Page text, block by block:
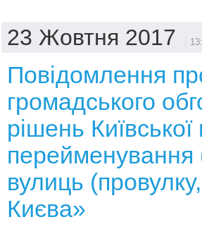
23 Жовтня 2017
Повідомлення
громадського
рішень
вулиць
Києва»